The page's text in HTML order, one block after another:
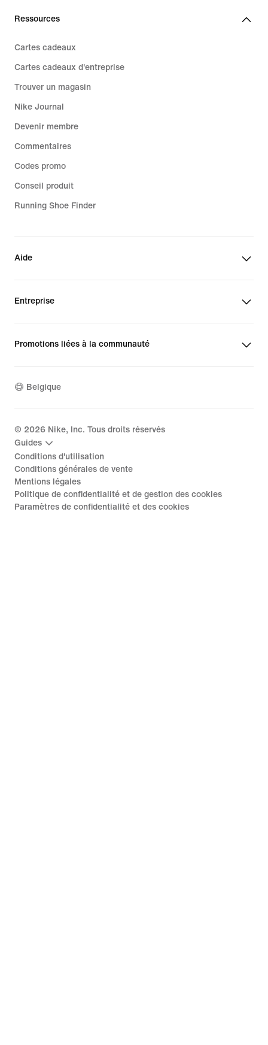
Ressources
Cartes cadeaux
Cartes cadeaux d'entreprise
Trouver un magasin
Nike Journal
Devenir membre
Commentaires
Codes promo
Conseil produit
Running Shoe Finder
Aide
Entreprise
Promotions liées à la communauté
Belgique
© 2026 Nike, Inc. Tous droits réservés
Guides
Conditions d'utilisation
Conditions générales de vente
Mentions légales
Politique de confidentialité et de gestion des cookies
Paramètres de confidentialité et des cookies